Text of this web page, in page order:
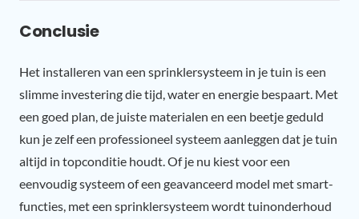
Conclusie
Het installeren van een sprinklersysteem in je tuin is een
slimme investering die tijd, water en energie bespaart. Met
een goed plan, de juiste materialen en een beetje geduld
kun je zelf een professioneel systeem aanleggen dat je tuin
altijd in topconditie houdt. Of je nu kiest voor een
eenvoudig systeem of een geavanceerd model met smart-
functies, met een sprinklersysteem wordt tuinonderhoud